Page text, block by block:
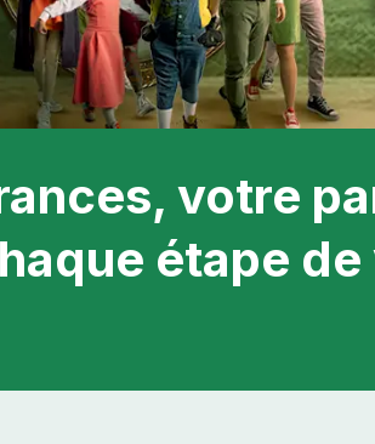
votre
étape